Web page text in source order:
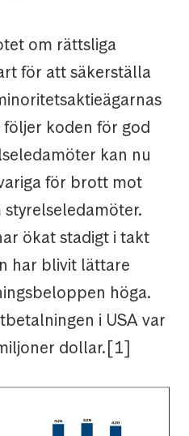
om rättsliga
för att säkerställa
följer koden för god
kan nu
för brott mot
ökat stadigt i takt
har blivit lättare
höga.
i USA var
dollar.[1]